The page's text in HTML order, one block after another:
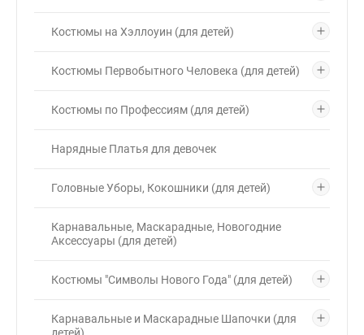
Костюмы на Хэллоуин (для детей)
Костюмы Первобытного Человека (для детей)
Костюмы по Профессиям (для детей)
Нарядные Платья для девочек
Головные Уборы, Кокошники (для детей)
Карнавальные, Маскарадные, Новогодние
Аксессуары (для детей)
Костюмы "Символы Нового Года" (для детей)
Карнавальные и Маскарадные Шапочки (для